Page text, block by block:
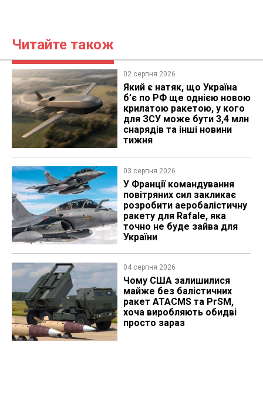
Читайте також
02 серпня 2026
Який є натяк, що Україна
б’є по РФ ще однією новою
крилатою ракетою, у кого
для ЗСУ може бути 3,4 млн
снарядів та інші новини
тижня
03 серпня 2026
У Франції командування
повітряних сил закликає
розробити аеробалістичну
ракету для Rafale, яка
точно не буде зайва для
України
04 серпня 2026
Чому США залишилися
майже без балістичних
ракет ATACMS та PrSM,
хоча виробляють обидві
просто зараз